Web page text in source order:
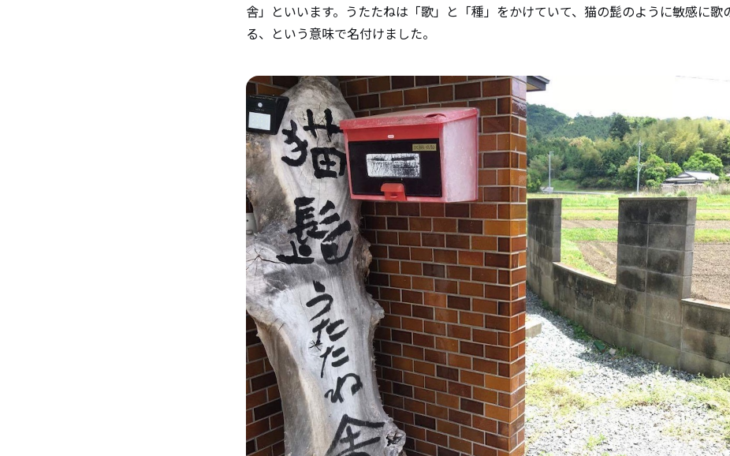
舎」といいます。うたたねは「歌」と「種」をかけていて、猫の髭のように敏感に歌
る、という意味で名付けました。